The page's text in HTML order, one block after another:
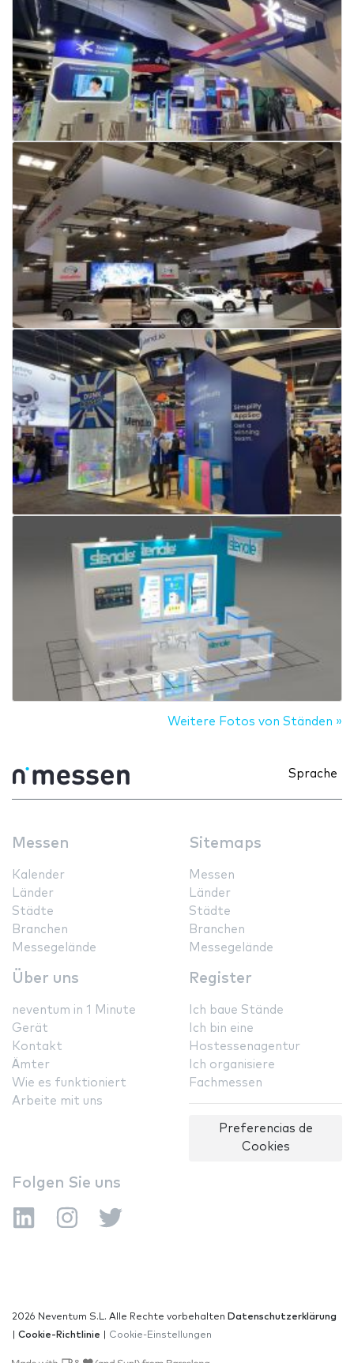
Weitere Fotos von Ständen »
Sprache
Messen
Kalender
Länder
Städte
Branchen
Messegelände
Sitemaps
Messen
Länder
Städte
Branchen
Messegelände
Über uns
neventum in 1 Minute
Gerät
Kontakt
Ämter
Wie es funktioniert
Arbeite mit uns
Register
Ich baue Stände
Ich bin eine
Hostessenagentur
Ich organisiere
Fachmessen
Preferencias de
Cookies
Folgen Sie uns
2026 Neventum S.L. Alle Rechte vorbehalten Datenschutzerklärung
Cookie-Richtlinie Cookie-Einstellungen